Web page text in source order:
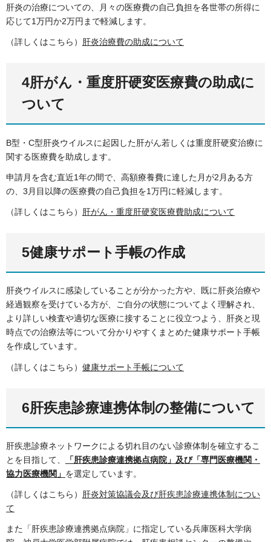
肝炎の治療についての、月々の医療費の自己負担を各世帯の所得に
応じて1万円か2万円まで軽減します。
（詳しくはこちら） 肝炎治療費の助成について
4肝がん・重度肝硬変医療費の助成に
ついて
B型・C型肝炎ウイルスに起因した肝がん若しくは重度肝硬変治療に
関する医療費を助成します。
申請月を含む直近1年の間で、高額療養費に達した月が2月ある方
の、3月目以降の医療費の自己負担を1万円に軽減します。
（詳しくはこちら） 肝がん・重度肝硬変医療費助成について
5健康サポート手帳の作成
肝炎ウイルスに感染していることが分かった方や、既に肝炎治療や
経過観察を受けている方が、ご自分の状態についてよく理解され、
より詳しい検査や適切な医療に接することに役立つよう、肝炎と現
時点での治療法等について分かりやすくまとめた健康サポート手帳
を作成しています。
（詳しくはこちら） 健康サポート手帳について
6肝疾患診療連携体制の整備について
肝疾患診療ネットワークによる切れ目のない診療体制を確立するこ
とを目指して、
「肝疾患診療連携拠点病院」及び「専門医療機関・
協力医療機関」 を選定しています。
（詳しくはこちら）
肝炎対策協議会及び肝疾患診療連携体制につい
て
また「肝疾患診療連携拠点病院」に指定している兵庫医科大学病